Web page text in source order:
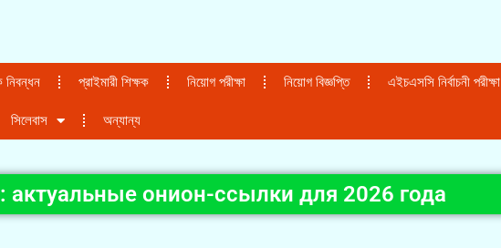
নিবন্ধন প্রাইমারী শিক্ষক নিয়োগ পরীক্ষা নিয়োগ বিজ্ঞপ্তি এইচএসসি নির্বাচনী পরীক্ষা
সিলেবাস অন্যান্য
актуальные онион-ссылки для 2026 года